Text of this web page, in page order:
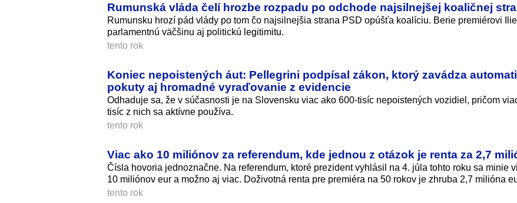
Rumunská vláda čelí hrozbe rozpadu po odchode najsilnejšej koaličnej
Rumunsku hrozí pád vlády po tom čo najsilnejšia strana PSD opúšťa koalíciu. Berie premiérovi
parlamentnú väčšinu aj politickú legitimitu.
tento rok
Koniec nepoistených áut: Pellegrini podpísal zákon, ktorý zavádza
pokuty aj hromadné vyraďovanie z evidencie
Odhaduje sa, že v súčasnosti je na Slovensku viac ako 600-tisíc nepoistených vozidiel, pričom
tisíc z nich sa aktívne používa.
tento rok
Viac ako 10 miliónov za referendum, kde jednou z otázok je renta za 2,7
Čísla hovoria jednoznačne. Na referendum, ktoré prezident vyhlásil na 4. júla tohto roku sa minie
10 miliónov eur a možno aj viac. Doživotná renta pre premiéra na 50 rokov je zhruba 2,7 milióna
tento rok